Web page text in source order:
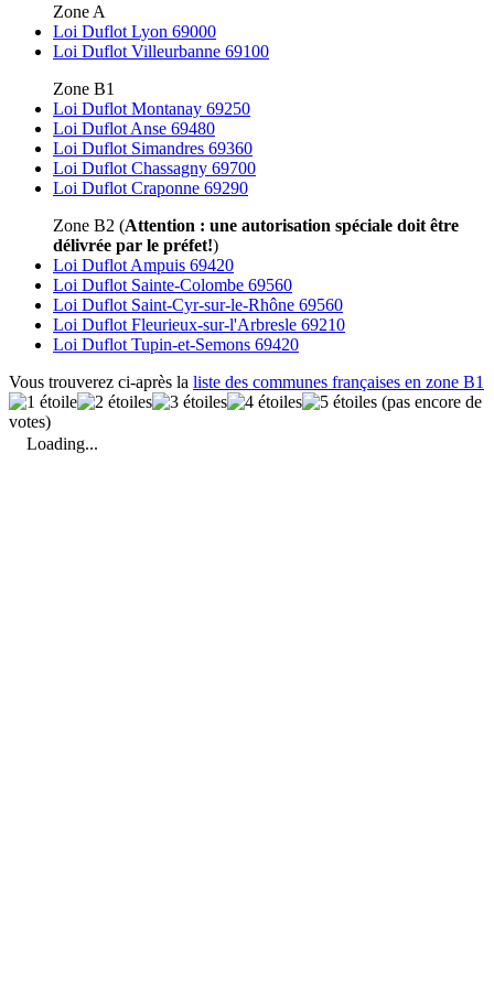
Zone A
Loi Duflot Lyon 69000
Loi Duflot Villeurbanne 69100
Zone B1
Loi Duflot Montanay 69250
Loi Duflot Anse 69480
Loi Duflot Simandres 69360
Loi Duflot Chassagny 69700
Loi Duflot Craponne 69290
Zone B2 (Attention : une autorisation spéciale doit être
délivrée par le préfet!)
Loi Duflot Ampuis 69420
Loi Duflot Sainte-Colombe 69560
Loi Duflot Saint-Cyr-sur-le-Rhône 69560
Loi Duflot Fleurieux-sur-l'Arbresle 69210
Loi Duflot Tupin-et-Semons 69420
Vous trouverez ci-après la liste des communes françaises en zone B1
(pas encore de
votes)
Loading...